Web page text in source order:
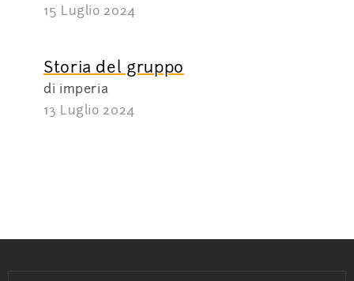
15 Luglio 2024
Storia del gruppo
di imperia
13 Luglio 2024